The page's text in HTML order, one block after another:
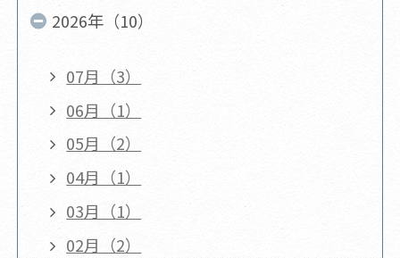
2026年（10）
07月（3）
06月（1）
05月（2）
04月（1）
03月（1）
02月（2）